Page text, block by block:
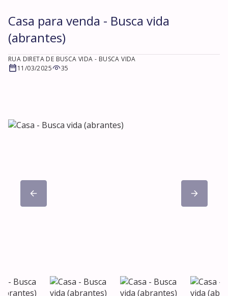
Casa para venda - Busca vida
(abrantes)
RUA DIRETA DE BUSCA VIDA - BUSCA VIDA
11/03/2025
35